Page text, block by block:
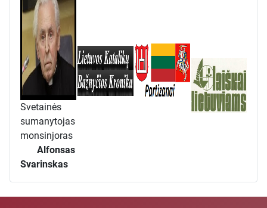
Svetainės
sumanytojas
monsinjoras
Alfonsas
Svarinskas